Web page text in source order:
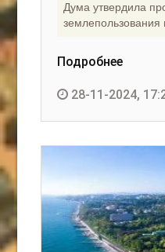
Дума утвердила
землепользования
Подробнее
28-11-2024,